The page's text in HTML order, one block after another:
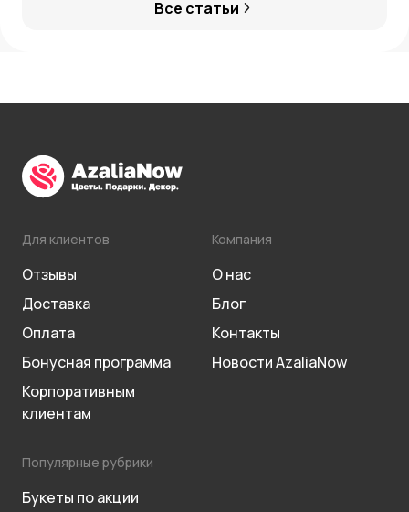
Все статьи
Для клиентов
Отзывы
Доставка
Оплата
Бонусная программа
Корпоративным
клиентам
Компания
О нас
Блог
Контакты
Новости AzaliaNow
Популярные рубрики
Букеты по акции